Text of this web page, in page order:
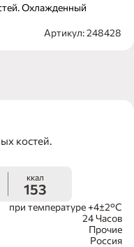
Охлажденный
Артикул: 248428
ккал
153
при температуре +4±2°С
24 Часов
Прочие
Россия
костей.